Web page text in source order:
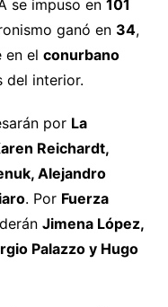
se impuso en 101
ganó en 34,
en el conurbano
del interior.
por La
Reichardt,
Alejandro
. Por Fuerza
Jimena López,
Palazzo y Hugo